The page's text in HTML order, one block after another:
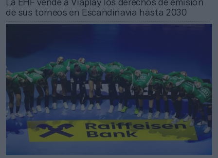
La EHF vende a Viaplay los derechos de emisión
de sus torneos en Escandinavia hasta 2030